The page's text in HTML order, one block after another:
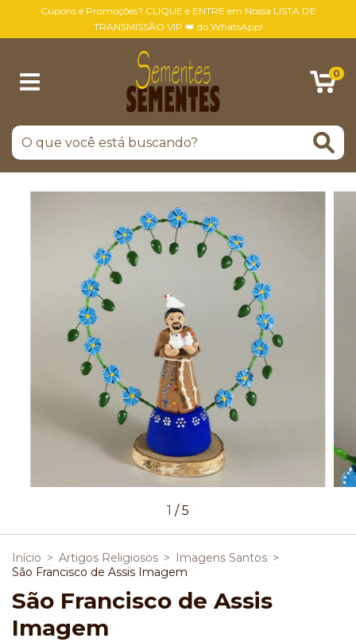
Cupons e Promoções? CLIQUE e ENTRE em Nossa LISTA DE
TRANSMISSÃO VIP 👑 do WhatsApp!
0
1 /5
Início > Artigos Religiosos > Imagens Santos >
São Francisco de Assis Imagem
São Francisco de Assis
Imagem